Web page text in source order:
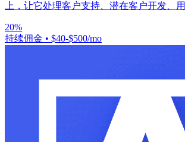
上，让它处理客户支持、潜在客户开发、
20%
持续佣金 • $40-$500/mo